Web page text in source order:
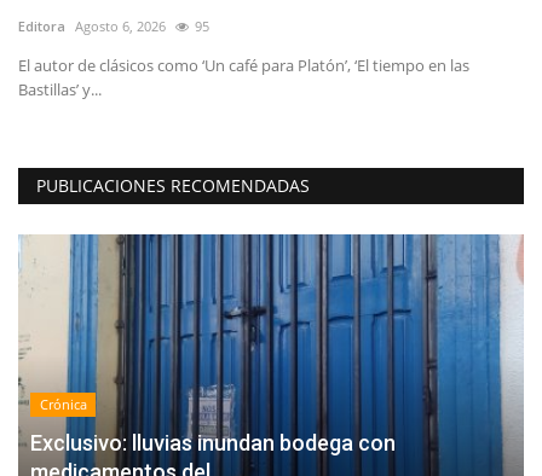
Editora Agosto 6, 2026 95
El autor de clásicos como ‘Un café para Platón’, ‘El tiempo en las
Bastillas’ y...
PUBLICACIONES RECOMENDADAS
Crónica
Exclusivo: lluvias inundan bodega con